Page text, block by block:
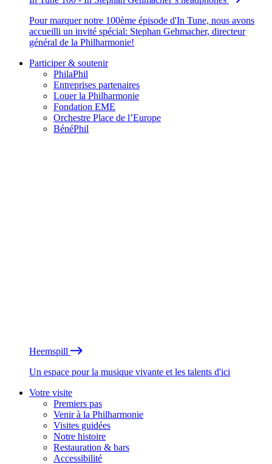
Pour marquer notre 100ème épisode d'In Tune, nous avons
accueilli un invité spécial: Stephan Gehmacher, directeur
général de la Philharmonie!
Participer & soutenir
PhilaPhil
Entreprises partenaires
Louer la Philharmonie
Fondation EME
Orchestre Place de l’Europe
BénéPhil
Heemspill
Un espace pour la musique vivante et les talents d'ici
Votre visite
Premiers pas
Venir à la Philharmonie
Visites guidées
Notre histoire
Restauration & bars
Accessibilité